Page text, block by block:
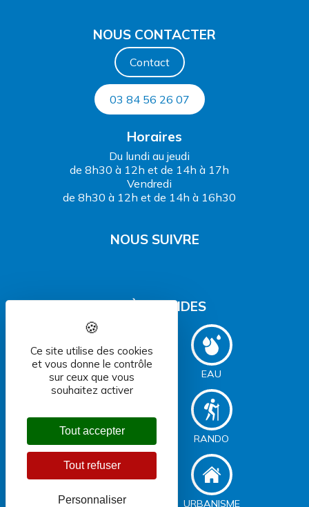
NOUS CONTACTER
Contact
03 84 56 26 07
Horaires
Du lundi au jeudi
de 8h30 à 12h et de 14h à 17h
Vendredi
de 8h30 à 12h et de 14h à 16h30
NOUS SUIVRE
ACCÈS RAPIDES
DÉCHETS EAU
ASSAINISSEMENT RANDO
SERVICES URBANISME
Ce site utilise des cookies
et vous donne le contrôle
sur ceux que vous
souhaitez activer
Tout accepter
Tout refuser
Personnaliser